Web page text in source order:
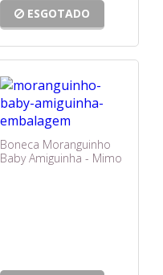
ESGOTADO
Boneca Moranguinho
Baby Amiguinha - Mimo